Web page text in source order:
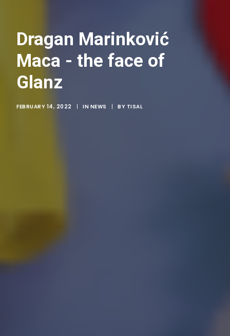
Dragan Marinković
Maca - the face of
Glanz
FEBRUARY 14, 2022 | IN NEWS | BY TISAL